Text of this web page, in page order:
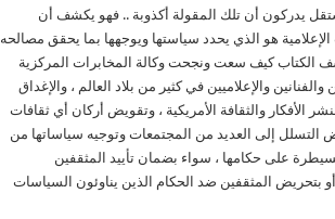
يدركون أن تلك المقولة أكذوبة .. فهو يكشف أن
هو الذي يحدد سياستها ويوجهها بما يحقق مصالحه
الكتاب كيف سعت ونجحت وكالة المخابرات المركزية
والإعلاميين في كثير من بلاد العالم ، والإغداق
الأفكار والثقافة الأمريكية ، وتقويض أركان أي ثقافات
التسلل إلى العديد من المجتمعات وتوجيه سياساتها من
على حكامها ، سواء بضمان تأييد المثقفين
بتحريض المثقفين ضد الحكام الذين يناوئون السياسات